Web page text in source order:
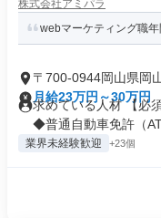
株式会社アミパラ
webマーケティング職年
〒700-0944岡山県岡
月給23万円～30万円
求めている人材 【必
◆普通自動車免許（AT
業界未経験歓迎 +23個